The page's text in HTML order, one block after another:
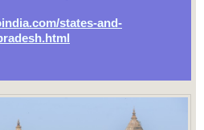
states-and-